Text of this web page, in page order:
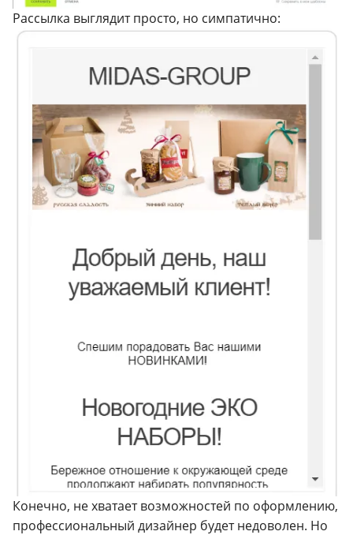
Рассылка выглядит просто, но симпатично:
Конечно, не хватает возможностей по оформлению,
профессиональный дизайнер будет недоволен. Но